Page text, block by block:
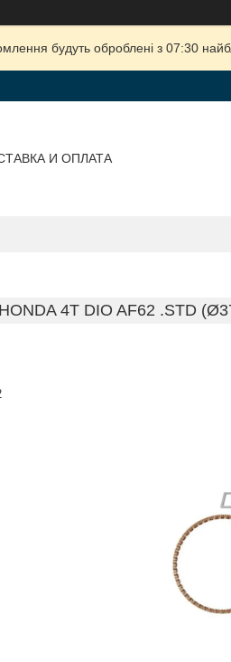
будуть оброблені з 07:30
И ОПЛАТА
4T DIO AF62 .STD